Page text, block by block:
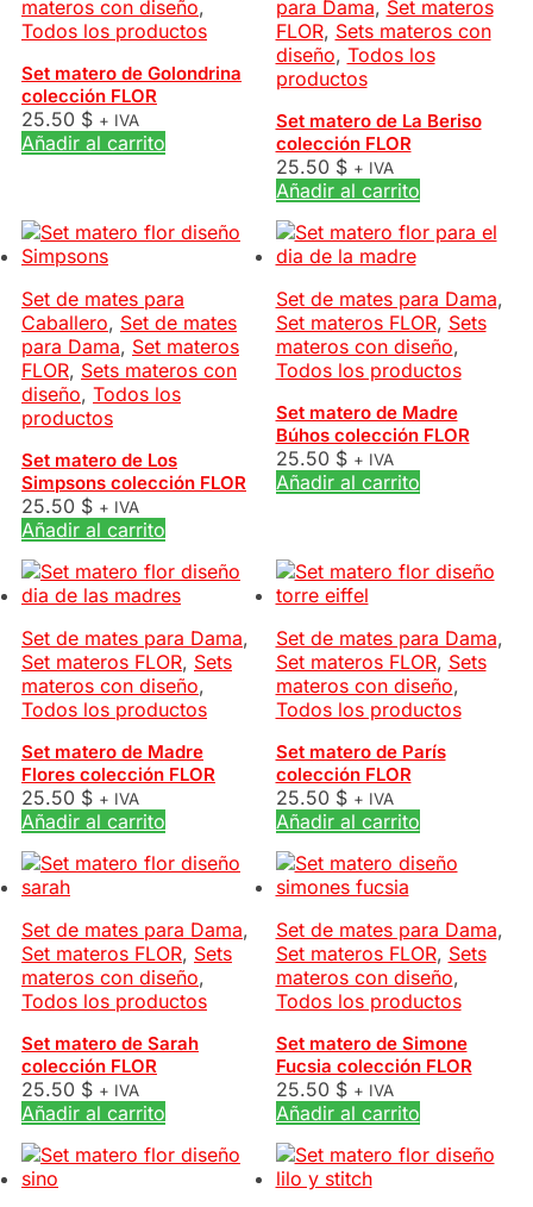
materos con diseño,
Todos los productos
Set matero de Golondrina
colección FLOR
25.50 $ + IVA
Añadir al carrito
para Dama, Set materos
FLOR, Sets materos con
diseño, Todos los
productos
Set matero de La Beriso
colección FLOR
25.50 $ + IVA
Añadir al carrito
Set de mates para
Caballero, Set de mates
para Dama, Set materos
FLOR, Sets materos con
diseño, Todos los
productos
Set matero de Los
Simpsons colección FLOR
25.50 $ + IVA
Añadir al carrito
Set de mates para Dama,
Set materos FLOR, Sets
materos con diseño,
Todos los productos
Set matero de Madre
Búhos colección FLOR
25.50 $ + IVA
Añadir al carrito
Set de mates para Dama,
Set materos FLOR, Sets
materos con diseño,
Todos los productos
Set matero de Madre
Flores colección FLOR
25.50 $ + IVA
Añadir al carrito
Set de mates para Dama,
Set materos FLOR, Sets
materos con diseño,
Todos los productos
Set matero de París
colección FLOR
25.50 $ + IVA
Añadir al carrito
Set de mates para Dama,
Set materos FLOR, Sets
materos con diseño,
Todos los productos
Set matero de Sarah
colección FLOR
25.50 $ + IVA
Añadir al carrito
Set de mates para Dama,
Set materos FLOR, Sets
materos con diseño,
Todos los productos
Set matero de Simone
Fucsia colección FLOR
25.50 $ + IVA
Añadir al carrito